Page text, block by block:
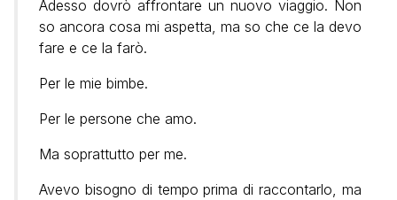
Adesso dovrò affrontare un nuovo viaggio. Non
so ancora cosa mi aspetta, ma so che ce la devo
fare e ce la farò.
Per le mie bimbe.
Per le persone che amo.
Ma soprattutto per me.
Avevo bisogno di tempo prima di raccontarlo, ma